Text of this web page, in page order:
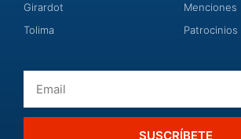
Girardot
Tolima
Menciones
Patrocinios
SUSCRÍBETE